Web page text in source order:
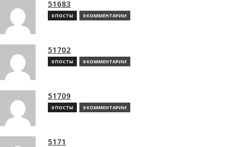
51683
0 ПОСТЫ 0 КОММЕНТАРИИ
51702
0 ПОСТЫ 0 КОММЕНТАРИИ
51709
0 ПОСТЫ 0 КОММЕНТАРИИ
5171